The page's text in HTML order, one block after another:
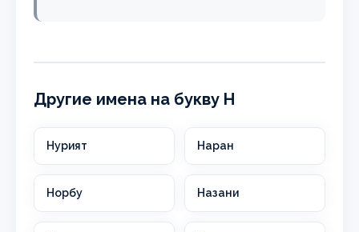
Другие имена на букву Н
Нурият Наран
Норбу Назани